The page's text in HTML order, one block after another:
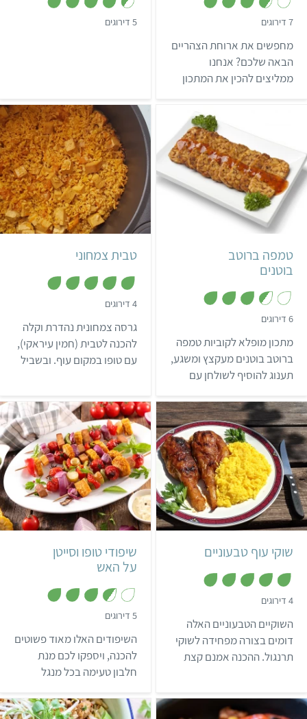
7 דירוגים
7
מ
ת
ו
מחפשים את ארוחת הצהריים
הבאה שלכם? אנחנו
ממליצים להכין את המתכון
לטמפה מוקפץ עם אננס
5 דירוגים
קל
טמפה ברוטב
בוטנים
6 דירוגים
.
5
מ
ת
ו
מתכון מופלא לקוביות טמפה
ברוטב בוטנים מעקצץ ומשגע,
תענוג להוסיף לשולחן עם
לרענן עם סלט ירוק בצד.
קל 3 מנות עיראקי
טבית צמחוני
4 דירוגים
מ
ת
ו
ך
5
גרסה צמחונית נהדרת וקלה
להכנה לטבית (חמין עיראקי),
עם טופו במקום עוף. ובשביל
בינוני 12 שוקיים
ישראלי
שוקי עוף טבעוניים
4 דירוגים
מ
ת
ו
ך
5
השוקיים הטבעוניים האלה
דומים בצורה מפחידה לשוקי
תרנגול. ההכנה אמנם קצת
לגמרי שווה את זה.
קל
שיפודי טופו וסייטן
על האש
5 דירוגים
.
6
מ
ת
ו
השיפודים האלו מאוד פשוטים
להכנה, ויספקו לכם מנת
חלבון טעימה בכל מנגל
מעדיפים שיפודים